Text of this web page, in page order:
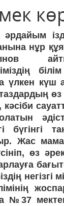
әрдайым
нұр
үлкен күш
өз
кәсіби
бүгінгі
Жас
өз
негізгі
№37